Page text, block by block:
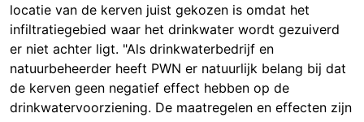
locatie van de kerven juist gekozen is omdat het
infiltratiegebied waar het drinkwater wordt gezuiverd
er niet achter ligt. "Als drinkwaterbedrijf en
natuurbeheerder heeft PWN er natuurlijk belang bij dat
de kerven geen negatief effect hebben op de
drinkwatervoorziening. De maatregelen en effecten zijn